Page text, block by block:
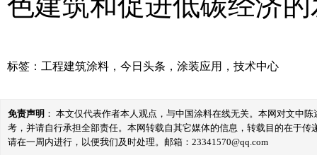
标签： 工程建筑涂料 ， 今日头条 ， 涂装应用 ， 技术中心
免责声明 ： 本文仅代表作者本人观点，与中国涂料在线无关。本网对文中
考，并请自行承担全部责任。本网转载自其它媒体的信息，转载目的在于
请在一周内进行，以便我们及时处理。邮箱：23341570@qq.com